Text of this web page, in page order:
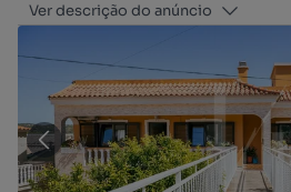
Ver descrição do anúncio